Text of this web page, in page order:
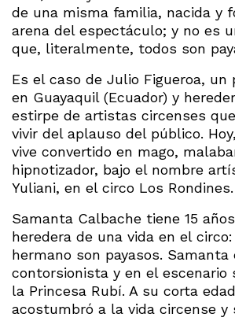
de una misma familia, nacida y
arena del espectáculo; y no es
que, literalmente, todos son
Es el caso de Julio Figueroa, un
en Guayaquil (Ecuador) y
estirpe de artistas circenses
vivir del aplauso del público.
vive convertido en mago,
hipnotizador, bajo el nombre
Yuliani, en el circo Los Rondines.
Samanta Calbache tiene 15
heredera de una vida en el
hermano son payasos. Samanta
contorsionista y en el escenario
la Princesa Rubí. A su corta
acostumbró a la vida circense y